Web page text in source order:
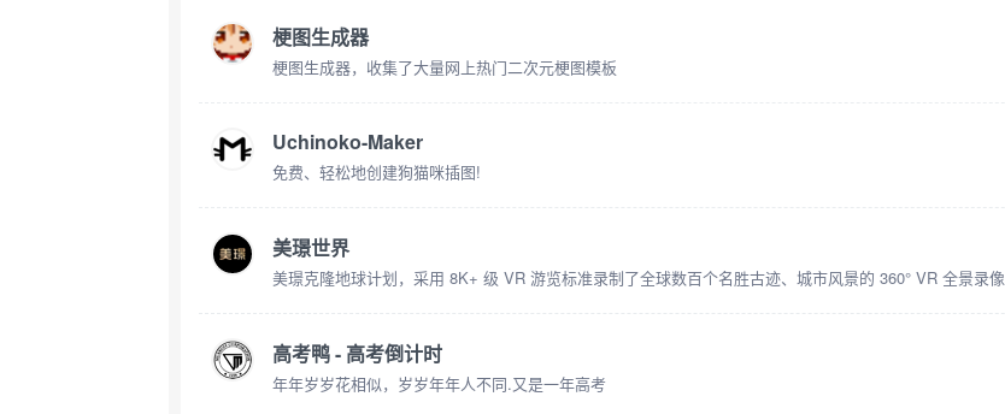
梗图生成器
梗图生成器，收集了大量网上热门二次元梗图模板
Uchinoko-Maker
免费、轻松地创建狗猫咪插图!
美璟世界
美璟克隆地球计划，采用 8K+ 级 VR 游览标准录制了全球数百个名胜古迹、城市风景的 360° VR 全景录像
高考鸭 - 高考倒计时
年年岁岁花相似，岁岁年年人不同.又是一年高考